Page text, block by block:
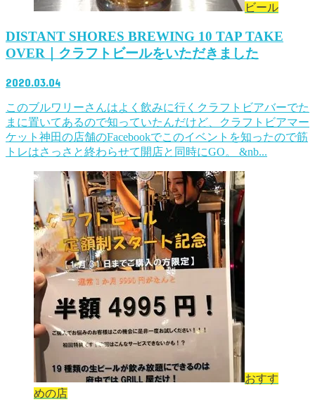
ビール
DISTANT SHORES BREWING 10 TAP TAKE
OVER｜クラフトビールをいただきました
2020.03.04
このブルワリーさんはよく飲みに行くクラフトビアバーでた
まに置いてあるので知っていたんだけど、クラフトビアマー
ケット神田の店舗のFacebookでこのイベントを知ったので筋
トレはさっさと終わらせて開店と同時にGO。 &nb...
おすす
めの店